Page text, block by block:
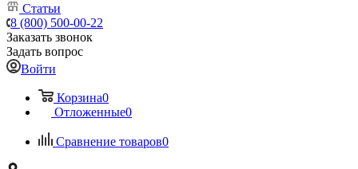
Статьи
8 (800) 500-00-22
Заказать звонок
Задать вопрос
Войти
Корзина0
Отложенные0
Сравнение товаров0